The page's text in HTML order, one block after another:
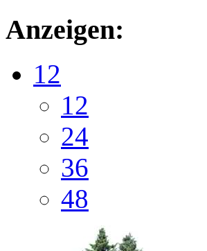
Anzeigen:
12
12
24
36
48